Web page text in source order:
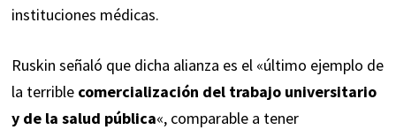
instituciones médicas.
Ruskin señaló que dicha alianza es el «último ejemplo de
la terrible comercialización del trabajo universitario
y de la salud pública«, comparable a tener